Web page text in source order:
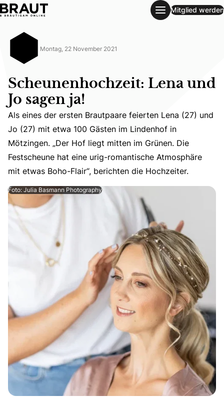
Scheunenhochzeit: Lena und Jo sagen ja!
Mitglied werden
Montag, 22 November 2021
Scheunenhochzeit: Lena und
Jo sagen ja!
Als eines der ersten Brautpaare feierten Lena (27) und
Als eines der ersten Brautpaare feierten Lena (27) und
Jo (27) mit etwa 100 Gästen im Lindenhof in
Mötzingen. „Der Hof liegt mitten im Grünen. Die
Festscheune hat eine urig-romantische Atmosphäre
mit etwas Boho-Flair“, berichten die Hochzeiter.
Foto: Julia Basmann Photography